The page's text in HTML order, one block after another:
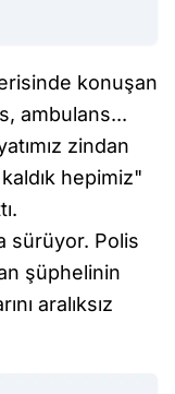
konuşan
ambulans...
zindan
hepimiz"
sürüyor. Polis
şüphelinin
aralıksız